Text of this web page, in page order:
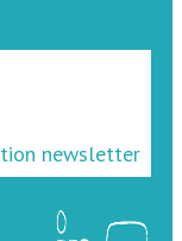
newsletter